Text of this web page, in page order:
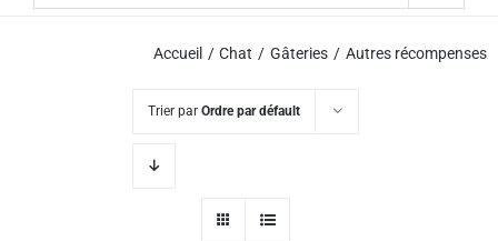
Accueil Chat Gâteries Autres récompenses
Trier par Ordre par défault